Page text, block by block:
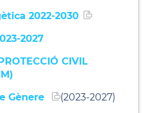
2022-2030
2027
CIVIL
Gènere
(2023-2027)